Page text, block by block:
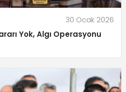
30 Ocak 2026
Yok, Algı Operasyonu